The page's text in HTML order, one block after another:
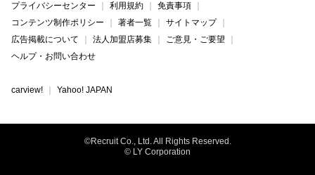
プライバシーセンター
利用規約
免責事項
コンテンツ制作ポリシー
著者一覧
サイトマップ
広告掲載について
法人加盟店募集
ご意見・ご要望
ヘルプ・お問い合わせ
carview! Yahoo! JAPAN
©Recruit Co., Ltd. All Rights Reserved.
© LY Corporation